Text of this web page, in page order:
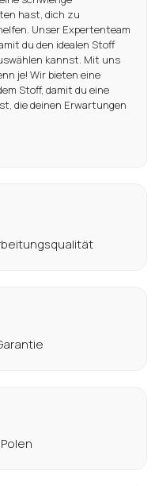
hast, dich zu
Unser Expertenteam
du den idealen Stoff
kannst. Mit uns
je! Wir bieten eine
Stoff, damit du eine
die deinen Erwartungen